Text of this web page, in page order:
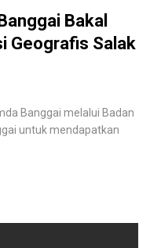
Bakal
Geografis Salak
Banggai melalui Badan
untuk mendapatkan